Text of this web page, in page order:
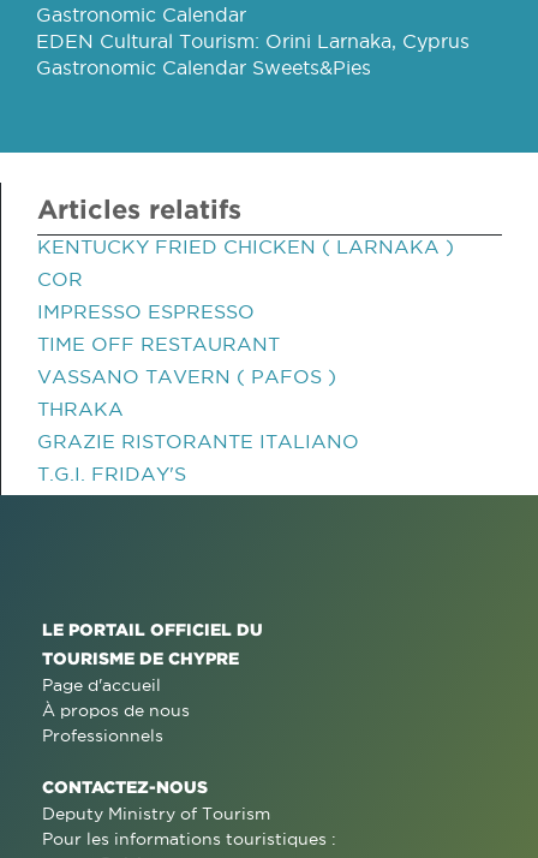
Gastronomic Calendar
EDEN Cultural Tourism: Orini Larnaka, Cyprus
Gastronomic Calendar Sweets&Pies
Articles relatifs
KENTUCKY FRIED CHICKEN ( LARNAKA )
COR
IMPRESSO ESPRESSO
TIME OFF RESTAURANT
VASSANO TAVERN ( PAFOS )
THRAKA
GRAZIE RISTORANTE ITALIANO
T.G.I. FRIDAY'S
LE PORTAIL OFFICIEL DU
TOURISME DE CHYPRE
Page d'accueil
À propos de nous
Professionnels
CONTACTEZ-NOUS
Deputy Ministry of Tourism
Pour les informations touristiques :